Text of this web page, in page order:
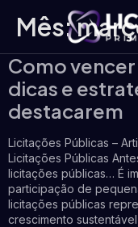
Mês:
Como
dicas e
destacarem
Licitações Públicas –
Licitações Públicas
licitações públicas… É
participação de
licitações públicas
crescimento